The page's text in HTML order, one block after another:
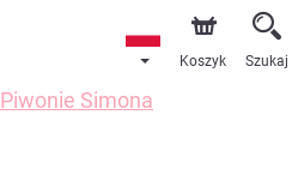
Koszyk Szukaj
Piwonie Simona